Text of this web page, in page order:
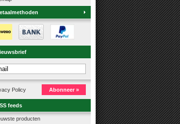
Policy Abonneer »
feeds
producten